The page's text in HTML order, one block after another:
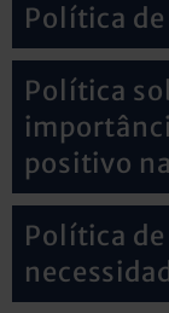
Política
Política
positivo
Política